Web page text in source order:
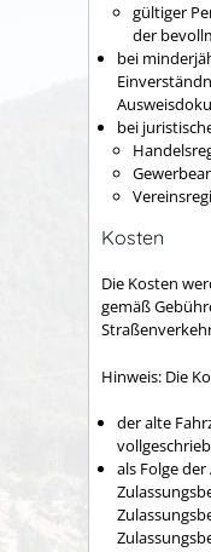
gültiger
der
bei
bei
Kosten
Die Kosten
gemäß
Hinweis: Die
der alte
als Folge